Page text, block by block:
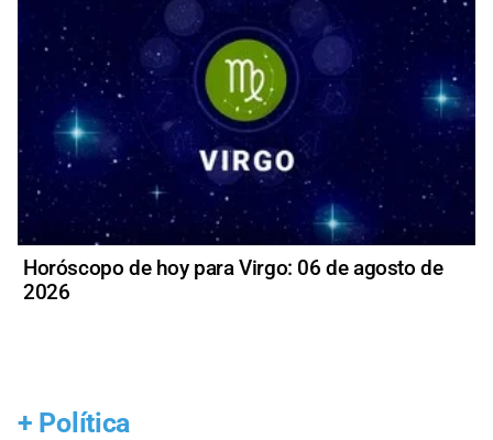
Horóscopo de hoy para Virgo: 06 de agosto de
2026
+ Política